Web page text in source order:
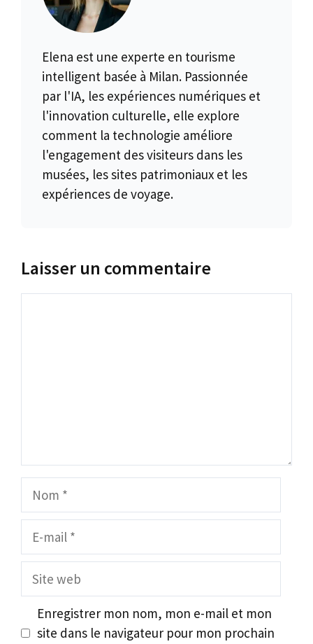
Elena est une experte en tourisme
intelligent basée à Milan. Passionnée
par l'IA, les expériences numériques et
l'innovation culturelle, elle explore
comment la technologie améliore
l'engagement des visiteurs dans les
musées, les sites patrimoniaux et les
expériences de voyage.
Laisser un commentaire
Nom
Site
Enregistrer mon nom, mon e-mail et mon
site dans le navigateur pour mon prochain